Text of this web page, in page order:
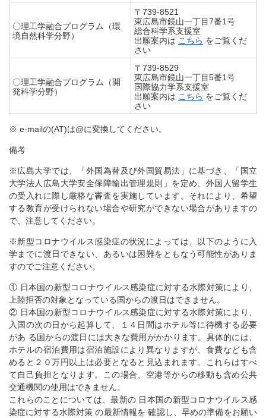
〇理工学融合プログラム（環
境自然科学分野）
〒739-8521
東広島市鏡山一丁目7番1号
総合科学系支援室
出願案内は こちら をご覧くだ
さい
〇理工学融合プログラム（開
発科学分野）
〒739-8529
東広島市鏡山一丁目5番1号
国際協力学系支援室
出願案内は こちら をご覧くだ
さい
※ e-mailの(AT)は@に変換してください。
備考
※広島大学では、「外国為替及び外国貿易法」に基づき、「国立
大学法人広島大学安全保障輸出管理規則」を定め、外国人留学生
の受入れに際し厳格な審査を実施しています。それにより、希望
する教育が受けられない場合や研究ができない場合がありますの
で、注意してください。
※新型コロナウイルス感染症の状況によっては、以下のように入
学までに渡日できない、あるいは困難をともなう可能性がありま
すのでご注意ください。
① 日本国の新型コロナウイルス感染症に対する水際対策により、
上陸拒否の対象となっている国からの渡日はできません。
② 日本国の新型コロナウイルス感染症に対する水際対策により、
入国の次の日から起算して、１４日間はホテル等に待機する必要
があ る国からの渡日には大きな費用がかかります。具体的には、
ホテルの宿泊費用は宿泊施設により異なりますが、食費なども含
めると２０万円以上は必要となると見込まれます。これらはすべ
て自己負担となります。この場合、空港等からの移動も含め公共
交通機関の使用はできません。
これらのことについては、最新の 日本国の新型コロナウイルス感
染症に対する水際対策 の最新情報を 確認し、早めの準備をお願い